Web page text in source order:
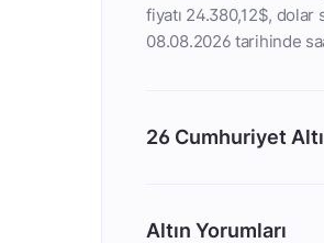
fiyatı 24.380,12$, dolar
08.08.2026 tarihinde
26 Cumhuriyet
Altın Yorumları